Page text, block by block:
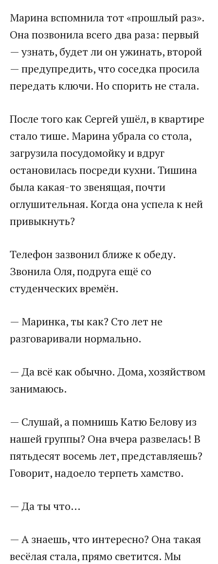
Марина вспомнила тот «прошлый раз».
Она позвонила всего два раза: первый
— узнать, будет ли он ужинать, второй
— предупредить, что соседка просила
передать ключи. Но спорить не стала.
После того как Сергей ушёл, в квартире
стало тише. Марина убрала со стола,
загрузила посудомойку и вдруг
остановилась посреди кухни. Тишина
была какая-то звенящая, почти
оглушительная. Когда она успела к ней
привыкнуть?
Телефон зазвонил ближе к обеду.
Звонила Оля, подруга ещё со
студенческих времён.
— Маринка, ты как? Сто лет не
разговаривали нормально.
— Да всё как обычно. Дома, хозяйством
занимаюсь.
— Слушай, а помнишь Катю Белову из
нашей группы? Она вчера развелась! В
пятьдесят восемь лет, представляешь?
Говорит, надоело терпеть хамство.
— Да ты что…
— А знаешь, что интересно? Она такая
весёлая стала, прямо светится. Мы